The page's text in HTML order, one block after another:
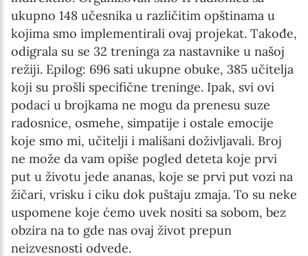
ukupno 148 učesnika u različitim opštinama u
kojima smo implementirali ovaj projekat. Takođe,
odigrala su se 32 treninga za nastavnike u našoj
režiji. Epilog: 696 sati ukupne obuke, 385 učitelja
koji su prošli specifične treninge. Ipak, svi ovi
podaci u brojkama ne mogu da prenesu suze
radosnice, osmehe, simpatije i ostale emocije
koje smo mi, učitelji i mališani doživljavali. Broj
ne može da vam opiše pogled deteta koje prvi
put u životu jede ananas, koje se prvi put vozi na
žičari, vrisku i ciku dok puštaju zmaja. To su neke
uspomene koje ćemo uvek nositi sa sobom, bez
obzira na to gde nas ovaj život prepun
neizvesnosti odvede.